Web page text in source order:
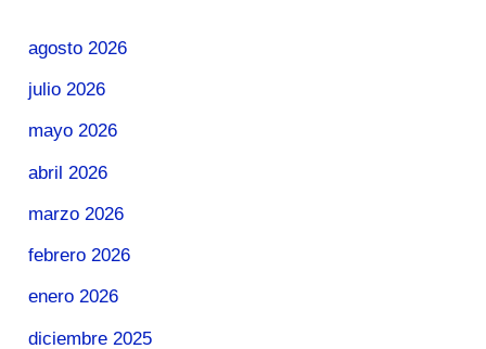
agosto 2026
julio 2026
mayo 2026
abril 2026
marzo 2026
febrero 2026
enero 2026
diciembre 2025